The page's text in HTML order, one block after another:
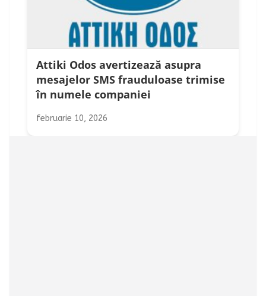
Attiki Odos avertizează asupra
mesajelor SMS frauduloase trimise
în numele companiei
februarie 10, 2026